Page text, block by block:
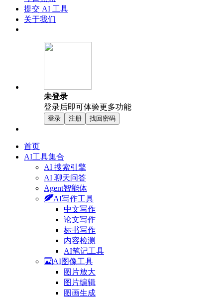
提交 AI 工具
关于我们
未登录
登录后即可体验更多功能
登录 注册 找回密码
首页
AI工具集合
AI 搜索引擎
AI 聊天问答
Agent智能体
AI写作工具
中文写作
论文写作
标书写作
内容检测
AI笔记工具
AI图像工具
图片放大
图片编辑
图画生成